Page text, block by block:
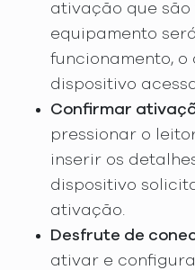
ativação que são
equipamento
funcionamento, o
dispositivo
Confirmar
pressionar o
inserir os
dispositivo
ativação.
Desfrute de
ativar e